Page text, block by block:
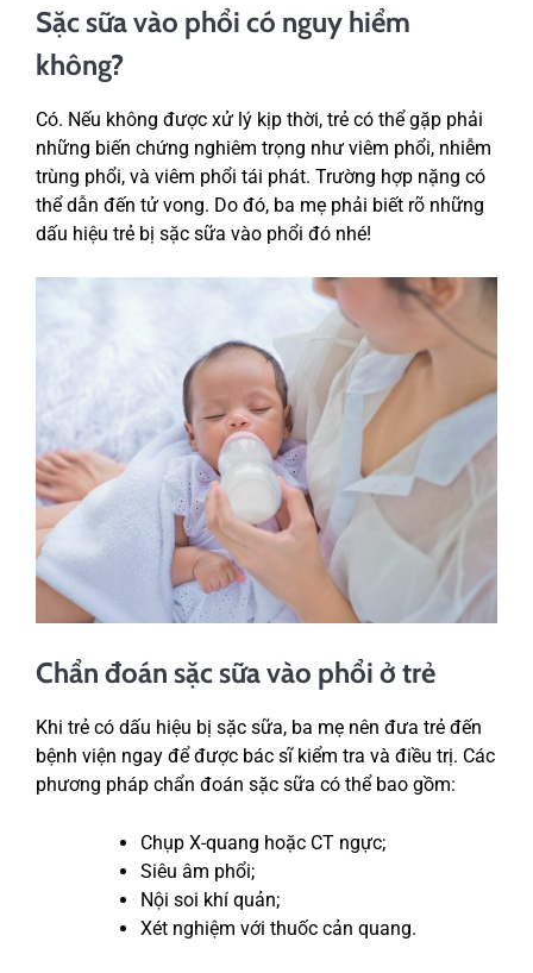
Sặc sữa vào phổi có nguy hiểm
không?
Có. Nếu không được xử lý kịp thời, trẻ có thể gặp phải
những biến chứng nghiêm trọng như viêm phổi, nhiễm
trùng phổi, và viêm phổi tái phát. Trường hợp nặng có
thể dẫn đến tử vong. Do đó, ba mẹ phải biết rõ những
dấu hiệu trẻ bị sặc sữa vào phổi đó nhé!
Chẩn đoán sặc sữa vào phổi ở trẻ
Khi trẻ có dấu hiệu bị sặc sữa, ba mẹ nên đưa trẻ đến
bệnh viện ngay để được bác sĩ kiểm tra và điều trị. Các
phương pháp chẩn đoán sặc sữa có thể bao gồm:
Chụp X-quang hoặc CT ngực;
Siêu âm phổi;
Nội soi khí quản;
Xét nghiệm với thuốc cản quang.